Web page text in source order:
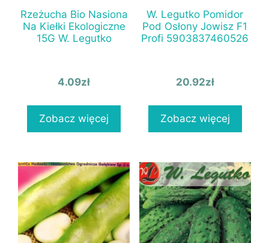
Rzeżucha Bio Nasiona
Na Kiełki Ekologiczne
15G W. Legutko
4.09zł
Zobacz więcej
W. Legutko Pomidor
Pod Osłony Jowisz F1
Profi 5903837460526
20.92zł
Zobacz więcej